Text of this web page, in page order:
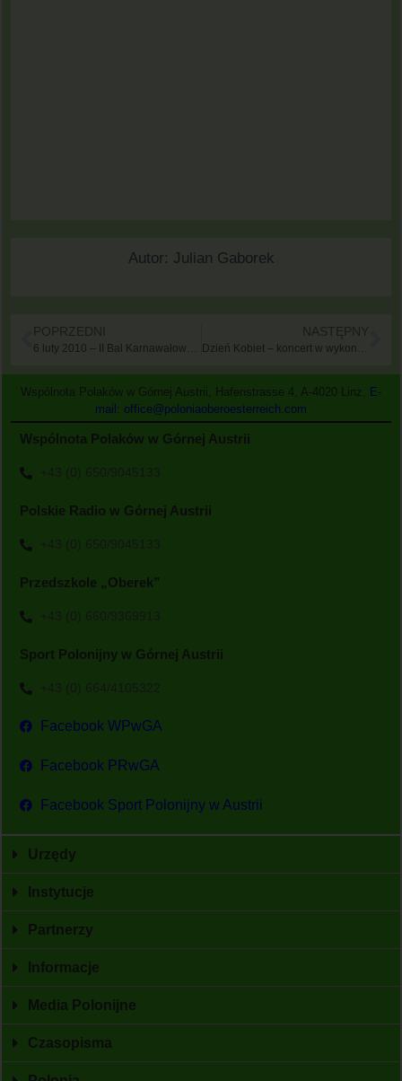
Autor: Julian Gaborek
POPRZEDNI
6 luty 2010 – II Bal Karnawałowy Polonii w Górnej Austrii
NASTĘPNY
Dzień Kobiet – koncert w wykonaniu Krzysztofa Czuby
Wspólnota Polaków w Górnej Austrii, Hafenstrasse 4, A-4020 Linz, E-
mail: office@poloniaoberoesterreich.com
Wspólnota Polaków w Górnej Austrii
+43 (0) 650/9045133
Polskie Radio w Górnej Austrii
+43 (0) 650/9045133
Przedszkole „Oberek”
+43 (0) 660/9369913
Sport Polonijny w Górnej Austrii
+43 (0) 664/4105322
Facebook WPwGA
Facebook PRwGA
Facebook Sport Polonijny w Austrii
Urzędy
Instytucje
Partnerzy
Informacje
Media Polonijne
Czasopisma